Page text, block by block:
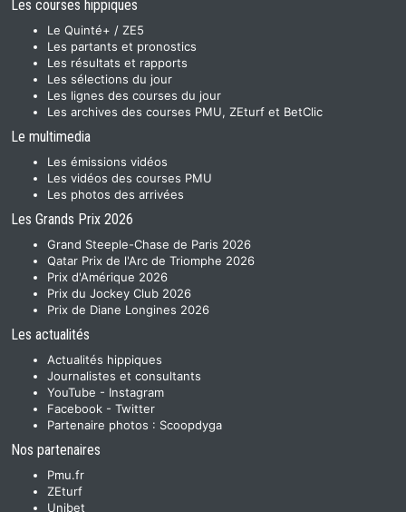
Les courses hippiques
Le Quinté+ / ZE5
Les partants et pronostics
Les résultats et rapports
Les sélections du jour
Les lignes des courses du jour
Les archives des courses PMU, ZEturf et BetClic
Le multimedia
Les émissions vidéos
Les vidéos des courses PMU
Les photos des arrivées
Les Grands Prix 2026
Grand Steeple-Chase de Paris 2026
Qatar Prix de l'Arc de Triomphe 2026
Prix d'Amérique 2026
Prix du Jockey Club 2026
Prix de Diane Longines 2026
Les actualités
Actualités hippiques
Journalistes et consultants
YouTube - Instagram
Facebook - Twitter
Partenaire photos : Scoopdyga
Nos partenaires
Pmu.fr
ZEturf
Unibet